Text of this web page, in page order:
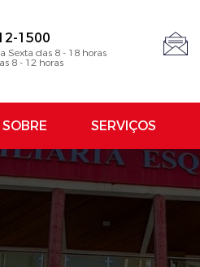
1500
Sexta das 8 - 18 horas
8 - 12 horas
SOBRE SERVIÇOS